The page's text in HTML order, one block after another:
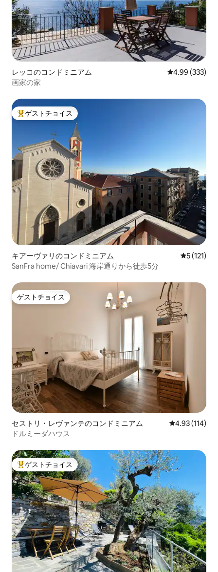
レッコのコンドミニアム レビュー333
4.99 (333)
画家の家
大好評のゲストチョイスです。
ゲストチョイス
キアーヴァリのコンドミニアム レビュー
5 (121)
SanFra home/ Chiavari 海岸通りから徒歩5分
ゲストチョイス
ゲストチョイス
セストリ・レヴァンテのコンドミニアム レビュー114
4.93 (114)
ドルミーダハウス
大好評のゲストチョイスです。
ゲストチョイス